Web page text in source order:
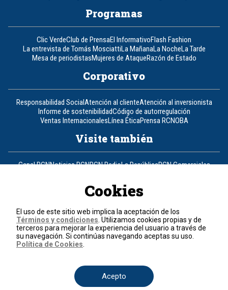
Programas
Clic VerdeClub de PrensaEl InformativoFlash Fashion
La entrevista de Tomás MosciattiLa MañanaLa NocheLa Tarde
Mesa de periodistasMujeres de AtaqueRazón de Estado
Corporativo
Responsabilidad SocialAtención al clienteAtención al inversionista
Informe de sostenibilidadCódigo de autorregulación
Ventas InternacionalesLínea ÉticaPrensa RCNOBA
Visite también
Canal RCNNoticias RCNRCN RadioLa RepúblicaRCN Comerciales
Un producto de RCN Televisión
Contáctenos
Teléfono+57 (601) 426 92 92
Términos y condiciones
Cookies
El uso de este sitio web implica la aceptación de los
Términos y condiciones . Utilizamos cookies propias y de
terceros para mejorar la experiencia del usuario a través de
su navegación. Si continúas navegando aceptas su uso.
Política de Cookies
Acepto